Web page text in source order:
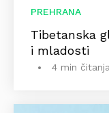
PREHRANA
Tibetanska
i mladosti
4 min čitanja